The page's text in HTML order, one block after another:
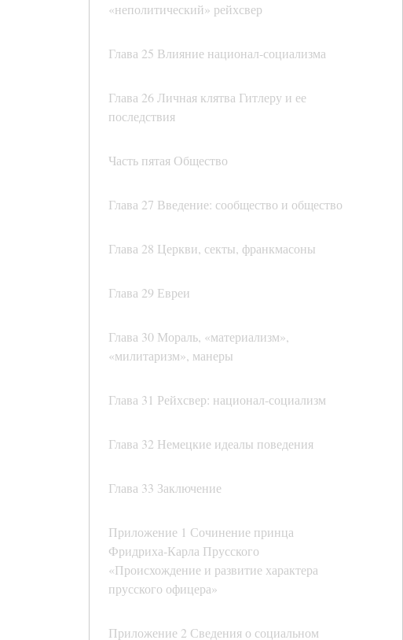
«неполитический» рейхсвер
Глава 25 Влияние национал-социализма
Глава 26 Личная клятва Гитлеру и ее
последствия
Часть пятая Общество
Глава 27 Введение: сообщество и общество
Глава 28 Церкви, секты, франкмасоны
Глава 29 Евреи
Глава 30 Мораль, «материализм»,
«милитаризм», манеры
Глава 31 Рейхсвер: национал-социализм
Глава 32 Немецкие идеалы поведения
Глава 33 Заключение
Приложение 1 Сочинение принца
Фридриха-Карла Прусского
«Происхождение и развитие характера
прусского офицера»
Приложение 2 Сведения о социальном